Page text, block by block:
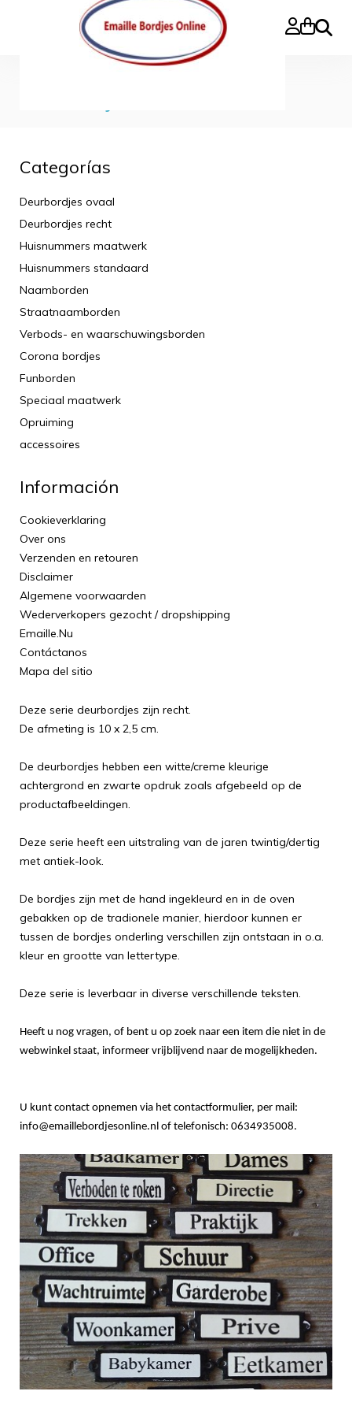
Buscar
Categorías
Deurbordjes ovaal
Deurbordjes recht
Huisnummers maatwerk
Huisnummers standaard
Naamborden
Straatnaamborden
Verbods- en waarschuwingsborden
Corona bordjes
Funborden
Speciaal maatwerk
Opruiming
accessoires
Información
Cookieverklaring
Over ons
Verzenden en retouren
Disclaimer
Algemene voorwaarden
Wederverkopers gezocht / dropshipping
Emaille.Nu
Contáctanos
Mapa del sitio
Deze serie deurbordjes zijn recht.
De afmeting is 10 x 2,5 cm.
De deurbordjes hebben een witte/creme kleurige
achtergrond en zwarte opdruk zoals afgebeeld op de
productafbeeldingen.
Deze serie heeft een uitstraling van de jaren twintig/dertig
met antiek-look.
De bordjes zijn met de hand ingekleurd en in de oven
gebakken op de tradionele manier, hierdoor kunnen er
tussen de bordjes onderling verschillen zijn ontstaan in o.a.
kleur en grootte van lettertype.
Deze serie is leverbaar in diverse verschillende teksten.
Heeft u nog vragen, of bent u op zoek naar een item die niet in de
webwinkel staat, informeer vrijblijvend naar de mogelijkheden.
U kunt contact opnemen via het contactformulier, per mail:
info@emaillebordjesonline.nl of telefonisch: 0634935008.